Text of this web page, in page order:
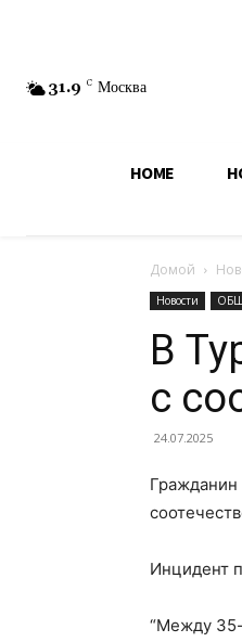
31.9 C Москва
HOME
Домой
Новости
В
с
24.07.2025
Гражданин
Инцидент
“Между